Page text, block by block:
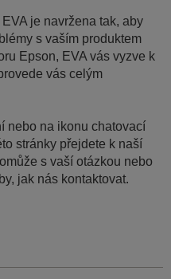
je navržena tak, aby
s vaším produktem
Epson, EVA vás vyzve k
vás celým
nebo na ikonu chatovací
stránky přejdete k naší
s vaší otázkou nebo
jak nás kontaktovat.